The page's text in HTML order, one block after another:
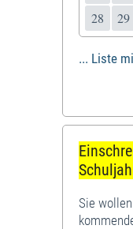
28
29
... Liste
Sie